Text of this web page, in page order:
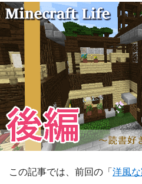
この記事では、前回の「 洋風